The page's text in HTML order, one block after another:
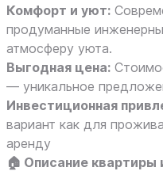
Комфорт и уют:
продуманные
атмосферу уюта.
Выгодная цена:
— уникальное
Инвестиционная
вариант как для
аренду
🏠 Описание квартиры